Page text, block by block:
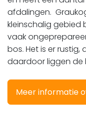
afdalingen.
kleinschalig gebied
vaak
bos. Het is er
daardoor liggen de
Meer informatie